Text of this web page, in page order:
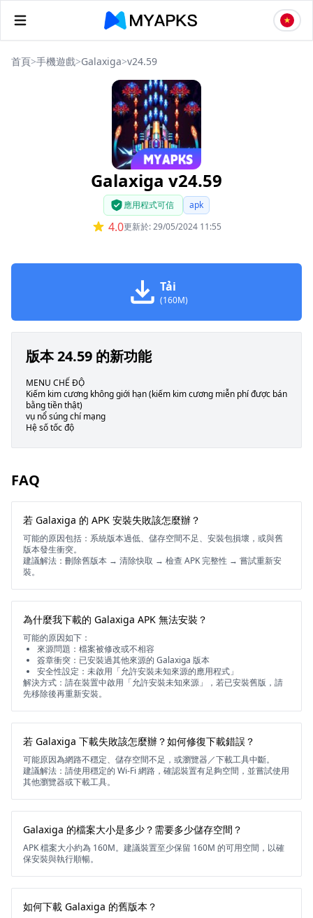
首頁>手機遊戲>Galaxiga>v24.59
Galaxiga v24.59
應用程式可信 apk
4.0更新於: 29/05/2024 11:55
Tải
(160M)
版本 24.59 的新功能
MENU CHẾ ĐỘ
Kiếm kim cương không giới hạn (kiếm kim cương miễn phí được bán
bằng tiền thật)
vụ nổ súng chí mạng
Hệ số tốc độ
FAQ
若 Galaxiga 的 APK 安裝失敗該怎麼辦？
可能的原因包括：系統版本過低、儲存空間不足、安裝包損壞，或與舊
版本發生衝突。
建議解法：刪除舊版本 → 清除快取 → 檢查 APK 完整性 → 嘗試重新安
裝。
為什麼我下載的 Galaxiga APK 無法安裝？
可能的原因如下：
來源問題：檔案被修改或不相容
簽章衝突：已安裝過其他來源的 Galaxiga 版本
安全性設定：未啟用「允許安裝未知來源的應用程式」
解決方式：請在裝置中啟用「允許安裝未知來源」，若已安裝舊版，請
先移除後再重新安裝。
若 Galaxiga 下載失敗該怎麼辦？如何修復下載錯誤？
可能原因為網路不穩定、儲存空間不足，或瀏覽器／下載工具中斷。
建議解法：請使用穩定的 Wi-Fi 網路，確認裝置有足夠空間，並嘗試使用
其他瀏覽器或下載工具。
Galaxiga 的檔案大小是多少？需要多少儲存空間？
APK 檔案大小約為 160M。建議裝置至少保留 160M 的可用空間，以確
保安裝與執行順暢。
如何下載 Galaxiga 的舊版本？